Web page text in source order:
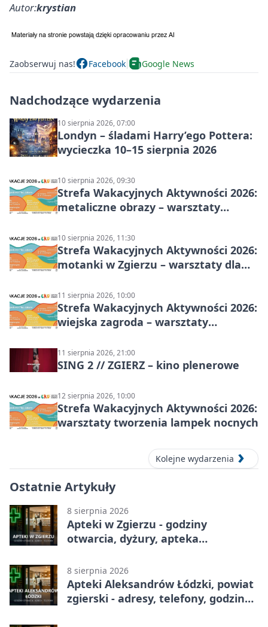
Autor:krystian
Zaobserwuj nas! Facebook Google News
Nadchodzące wydarzenia
10 sierpnia 2026, 07:00
Londyn – śladami Harry’ego Pottera:
wycieczka 10–15 sierpnia 2026
10 sierpnia 2026, 09:30
Strefa Wakacyjnych Aktywności 2026:
metaliczne obrazy – warsztaty
10 sierpnia 2026, 11:30
Strefa Wakacyjnych Aktywności 2026:
motanki w Zgierzu – warsztaty dla
11 sierpnia 2026, 10:00
Strefa Wakacyjnych Aktywności 2026:
wiejska zagroda – warsztaty
11 sierpnia 2026, 21:00
SING 2 // ZGIERZ – kino plenerowe
12 sierpnia 2026, 10:00
Strefa Wakacyjnych Aktywności 2026:
warsztaty tworzenia lampek nocnych
Kolejne wydarzenia
Ostatnie Artykuły
8 sierpnia 2026
Apteki w Zgierzu - godziny
otwarcia, dyżury, apteka
8 sierpnia 2026
Apteki Aleksandrów Łódzki, powiat
zgierski - adresy, telefony, godziny